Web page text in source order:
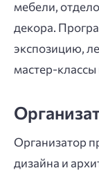
мебели,
декора.
экспозицию,
мастер-классы
Организатор
дизайна и